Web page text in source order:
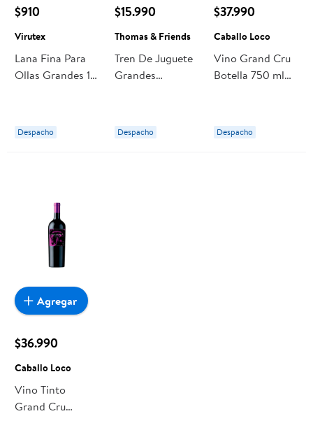
$910
Virutex
Lana Fina Para
Ollas Grandes 1
Despacho
$15.990
Thomas & Friends
Tren De Juguete
Grandes
Friends
Despacho
$37.990
Caballo Loco
Vino Grand Cru
Botella 750 ml
Despacho
$36.990
Caballo Loco
Vino Tinto
Grand Cru
Agregar